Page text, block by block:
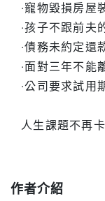
‧寵物毀損房屋
‧孩子不跟前夫
‧債務未約定還
‧面對三年不能
‧公司要求試用
人生課題不再
作者介紹